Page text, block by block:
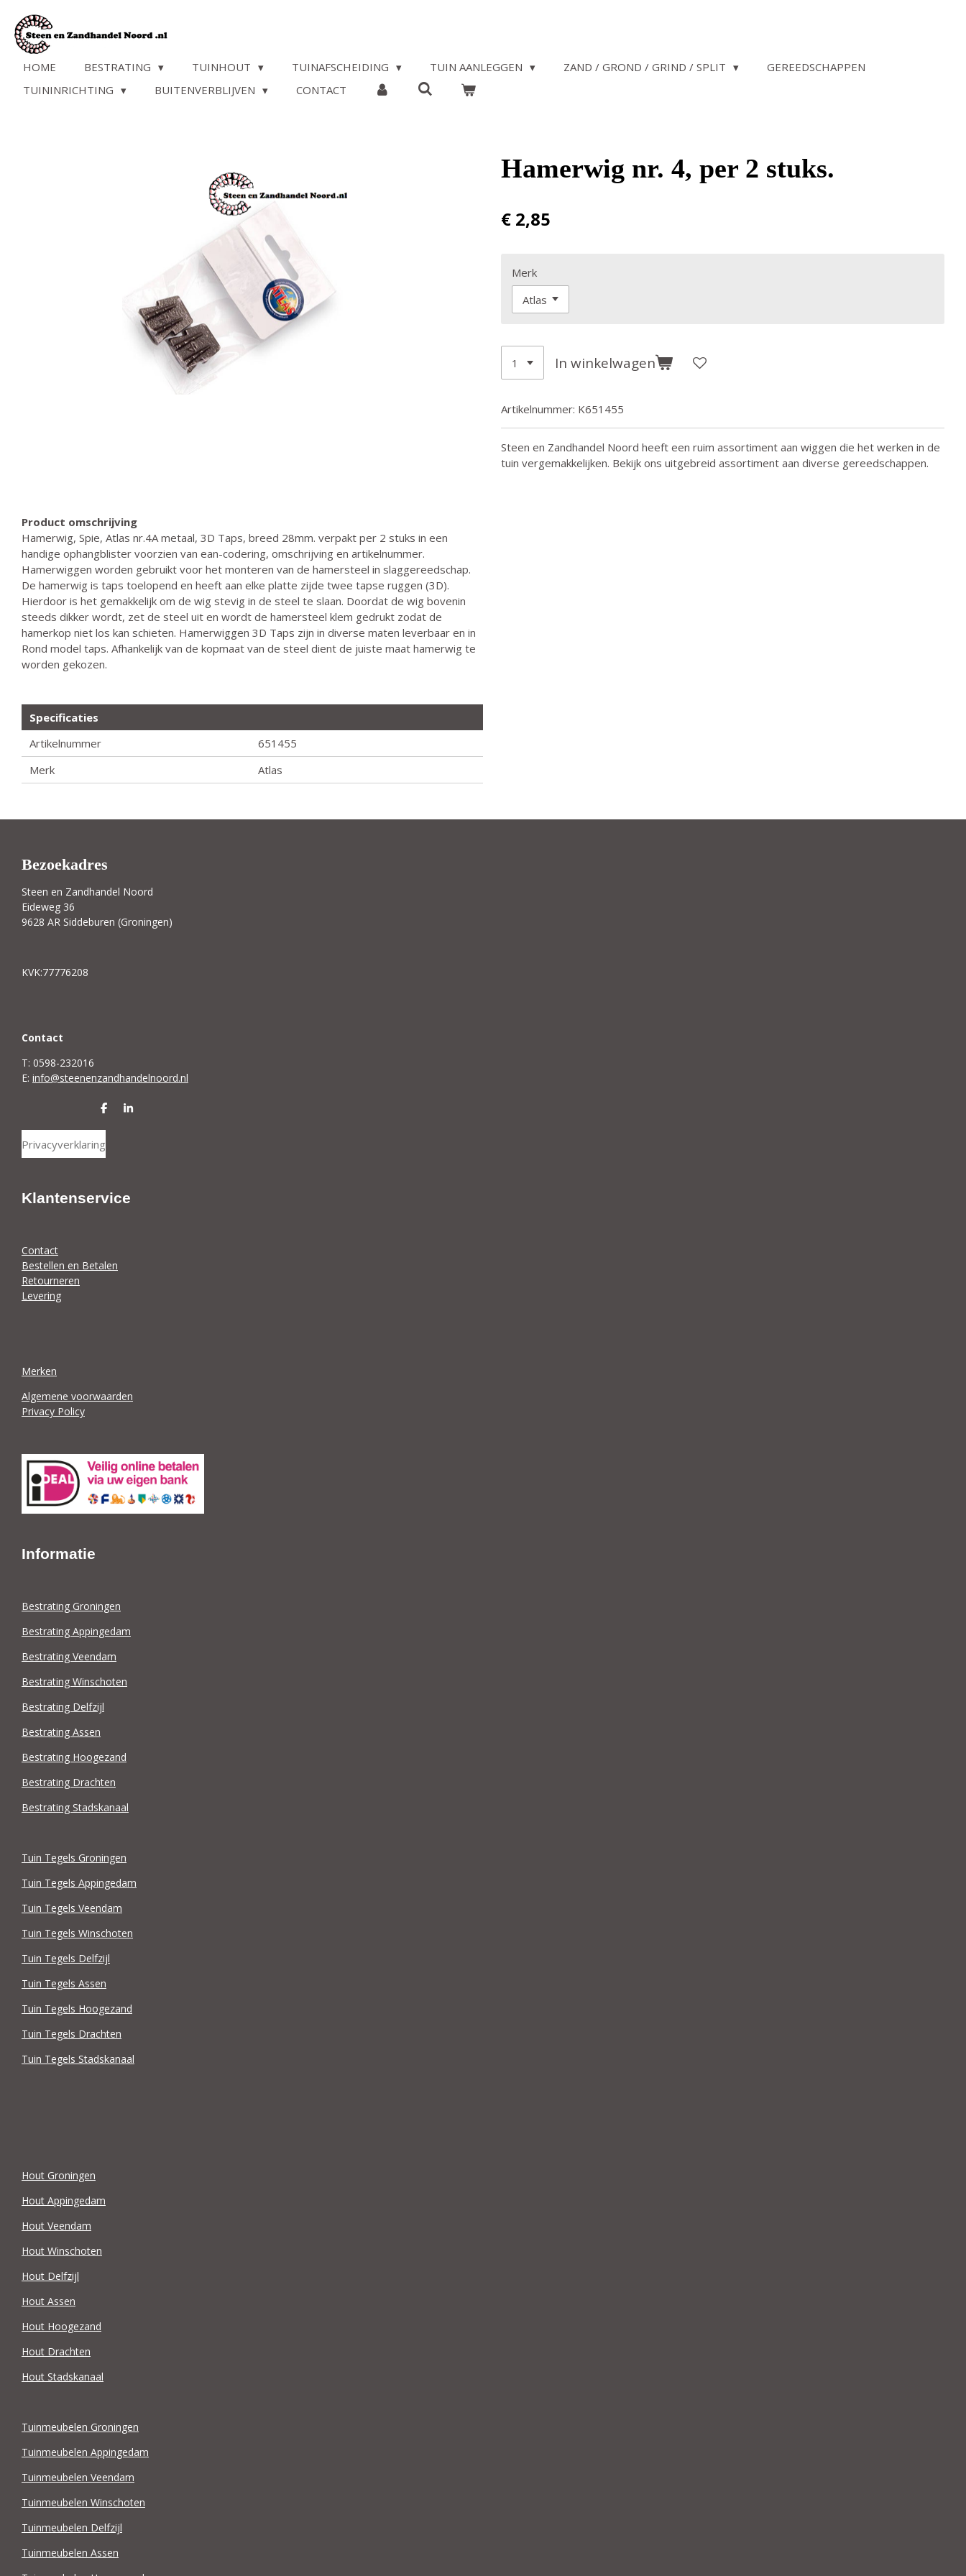
direct
naar
HOME BESTRATING TUINHOUT TUINAFSCHEIDING TUIN AANLEGGEN ZAND / GROND / GRIND / SPLIT
GEREEDSCHAPPEN
TUININRICHTING
BUITENVERBLIJVEN CONTACT
Hamerwig nr. 4, per 2 stuks.
€ 2,85
Merk
In winkelwagen
Artikelnummer: K651455
Steen en Zandhandel Noord heeft een ruim assortiment aan wiggen die het werken in de
tuin vergemakkelijken. Bekijk ons uitgebreid assortiment aan diverse gereedschappen.
Product omschrijving
Hamerwig, Spie, Atlas nr.4A metaal, 3D Taps, breed 28mm. verpakt per 2 stuks in een
handige ophangblister voorzien van ean-codering, omschrijving en artikelnummer.
Hamerwiggen worden gebruikt voor het monteren van de hamersteel in slaggereedschap.
De hamerwig is taps toelopend en heeft aan elke platte zijde twee tapse ruggen (3D).
Hierdoor is het gemakkelijk om de wig stevig in de steel te slaan. Doordat de wig bovenin
steeds dikker wordt, zet de steel uit en wordt de hamersteel klem gedrukt zodat de
hamerkop niet los kan schieten. Hamerwiggen 3D Taps zijn in diverse maten leverbaar en in
Rond model taps. Afhankelijk van de kopmaat van de steel dient de juiste maat hamerwig te
worden gekozen.
Specificaties
Artikelnummer
651455
Merk
Atlas
Bezoekadres
Steen en Zandhandel Noord
Eideweg 36
9628 AR Siddeburen (Groningen)
KVK:77776208
Contact
T: 0598-232016
E: info@steenenzandhandelnoord.nl
D
l
e
n
S
Privacyverklaring
Klantenservice
Contact
Bestellen en Betalen
Retourneren
Levering
Merken
Algemene voorwaarden
Privacy Policy
Informatie
Bestrating Groningen
Bestrating Appingedam
Bestrating Veendam
Bestrating Winschoten
Bestrating Delfzijl
Bestrating Assen
Bestrating Hoogezand
Bestrating Drachten
Bestrating Stadskanaal
Tuin Tegels Groningen
Tuin Tegels Appingedam
Tuin Tegels Veendam
Tuin Tegels Winschoten
Tuin Tegels Delfzijl
Tuin Tegels Assen
Tuin Tegels Hoogezand
Tuin Tegels Drachten
Tuin Tegels Stadskanaal
Hout Groningen
Hout Appingedam
Hout Veendam
Hout Winschoten
Hout Delfzijl
Hout Assen
Hout Hoogezand
Hout Drachten
Hout Stadskanaal
Tuinmeubelen Groningen
Tuinmeubelen Appingedam
Tuinmeubelen Veendam
Tuinmeubelen Winschoten
Tuinmeubelen Delfzijl
Tuinmeubelen Assen